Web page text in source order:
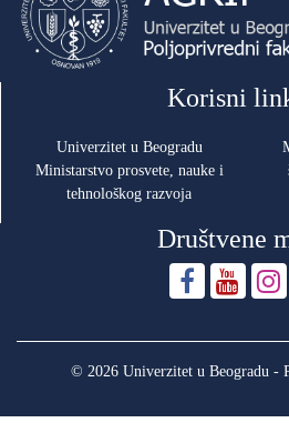
Korisni
Univerzitet u Beogradu
Ministarstvo prosvete, nauke i
tehnološkog razvoja
Društvene
© 2026 Univerzitet u Beogradu -